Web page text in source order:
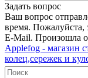
Задать вопрос
Ваш вопрос
время. Пожалуйста,
E-Mail. Произошла
Applefog - магазин
колец,сережек и